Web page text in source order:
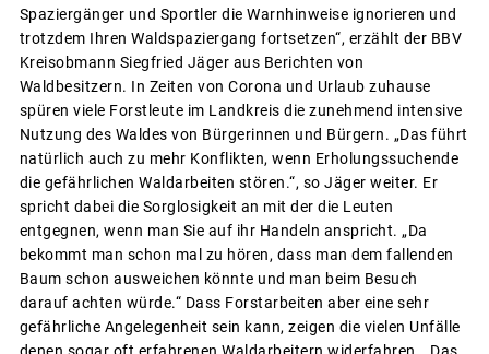
Spaziergänger und Sportler die Warnhinweise ignorieren und
trotzdem Ihren Waldspaziergang fortsetzen“, erzählt der BBV
Kreisobmann Siegfried Jäger aus Berichten von
Waldbesitzern. In Zeiten von Corona und Urlaub zuhause
spüren viele Forstleute im Landkreis die zunehmend intensive
Nutzung des Waldes von Bürgerinnen und Bürgern. „Das führt
natürlich auch zu mehr Konflikten, wenn Erholungssuchende
die gefährlichen Waldarbeiten stören.“, so Jäger weiter. Er
spricht dabei die Sorglosigkeit an mit der die Leuten
entgegnen, wenn man Sie auf ihr Handeln anspricht. „Da
bekommt man schon mal zu hören, dass man dem fallenden
Baum schon ausweichen könnte und man beim Besuch
darauf achten würde.“ Dass Forstarbeiten aber eine sehr
gefährliche Angelegenheit sein kann, zeigen die vielen Unfälle
denen sogar oft erfahrenen Waldarbeitern widerfahren. „Das